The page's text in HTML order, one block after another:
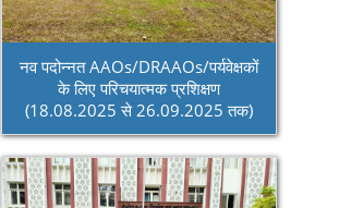
नव पदोन्नत AAOs/DRAAOs/पर्यवेक्षकों
के लिए परिचयात्मक प्रशिक्षण
(18.08.2025 से 26.09.2025 तक)